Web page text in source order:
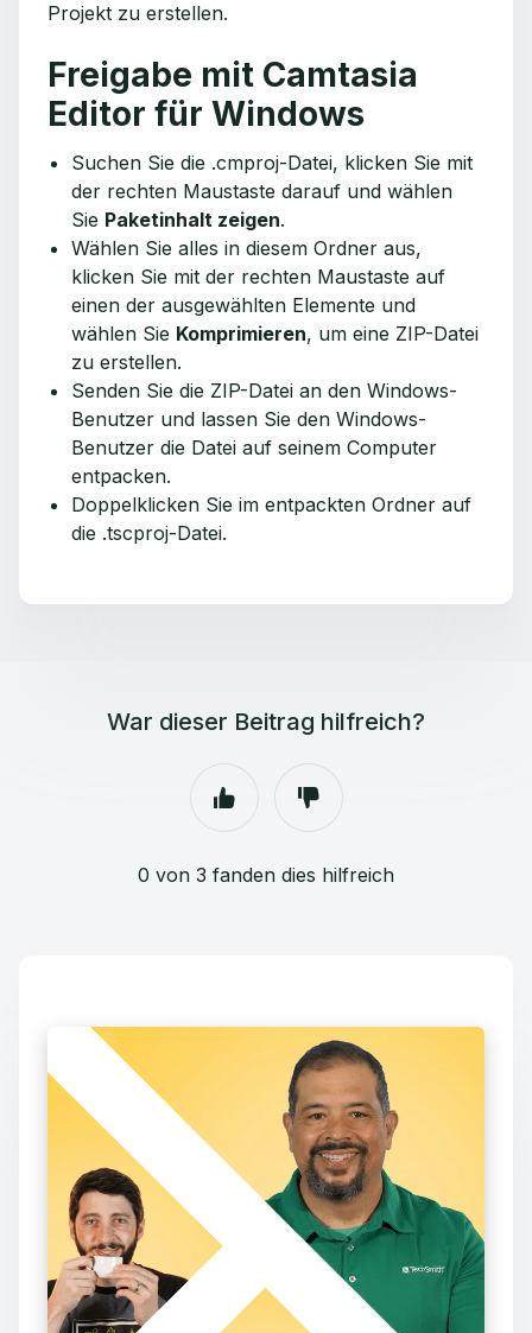
Projekt zu erstellen.
Freigabe mit Camtasia
Editor für Windows
Suchen Sie die .cmproj-Datei, klicken Sie mit
der rechten Maustaste darauf und wählen
Sie Paketinhalt zeigen.
Wählen Sie alles in diesem Ordner aus,
klicken Sie mit der rechten Maustaste auf
einen der ausgewählten Elemente und
wählen Sie Komprimieren, um eine ZIP-Datei
zu erstellen.
Senden Sie die ZIP-Datei an den Windows-
Benutzer und lassen Sie den Windows-
Benutzer die Datei auf seinem Computer
entpacken.
Doppelklicken Sie im entpackten Ordner auf
die .tscproj-Datei.
War dieser Beitrag hilfreich?
0 von 3 fanden dies hilfreich